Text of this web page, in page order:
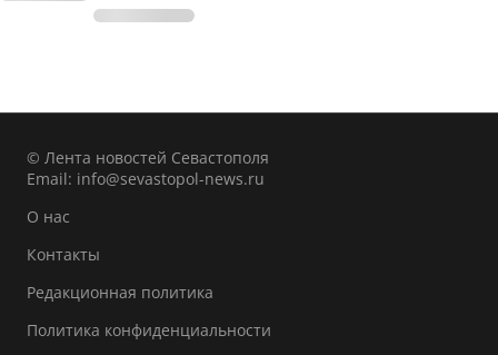
© Лента новостей Севастополя
Email: info@sevastopol-news.ru
О нас
Контакты
Редакционная политика
Политика конфиденциальности